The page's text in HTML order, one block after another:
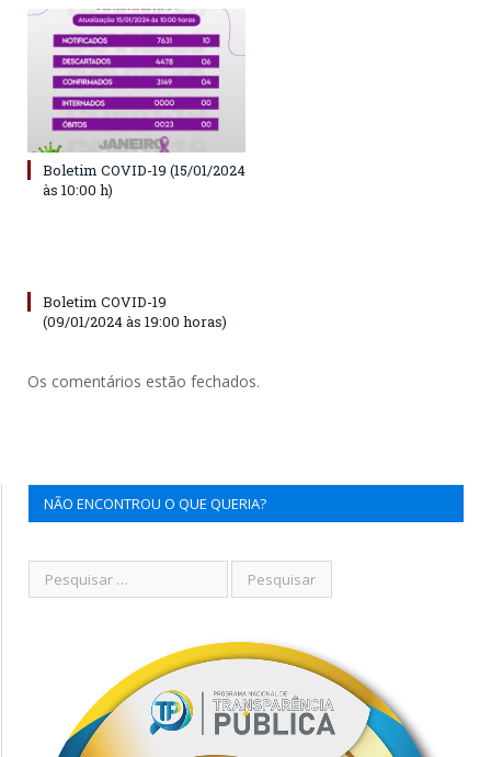
Boletim COVID-19 (15/01/2024
às 10:00 h)
Boletim COVID-19
(09/01/2024 às 19:00 horas)
Os comentários estão fechados.
NÃO ENCONTROU O QUE QUERIA?